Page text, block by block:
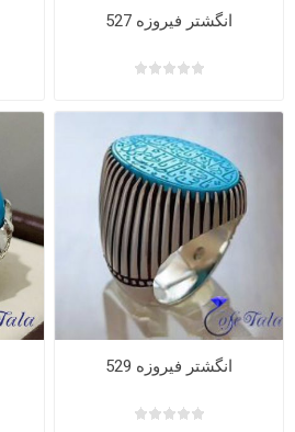
انگشتر فیروزه 527
انگشتر فیروزه 529